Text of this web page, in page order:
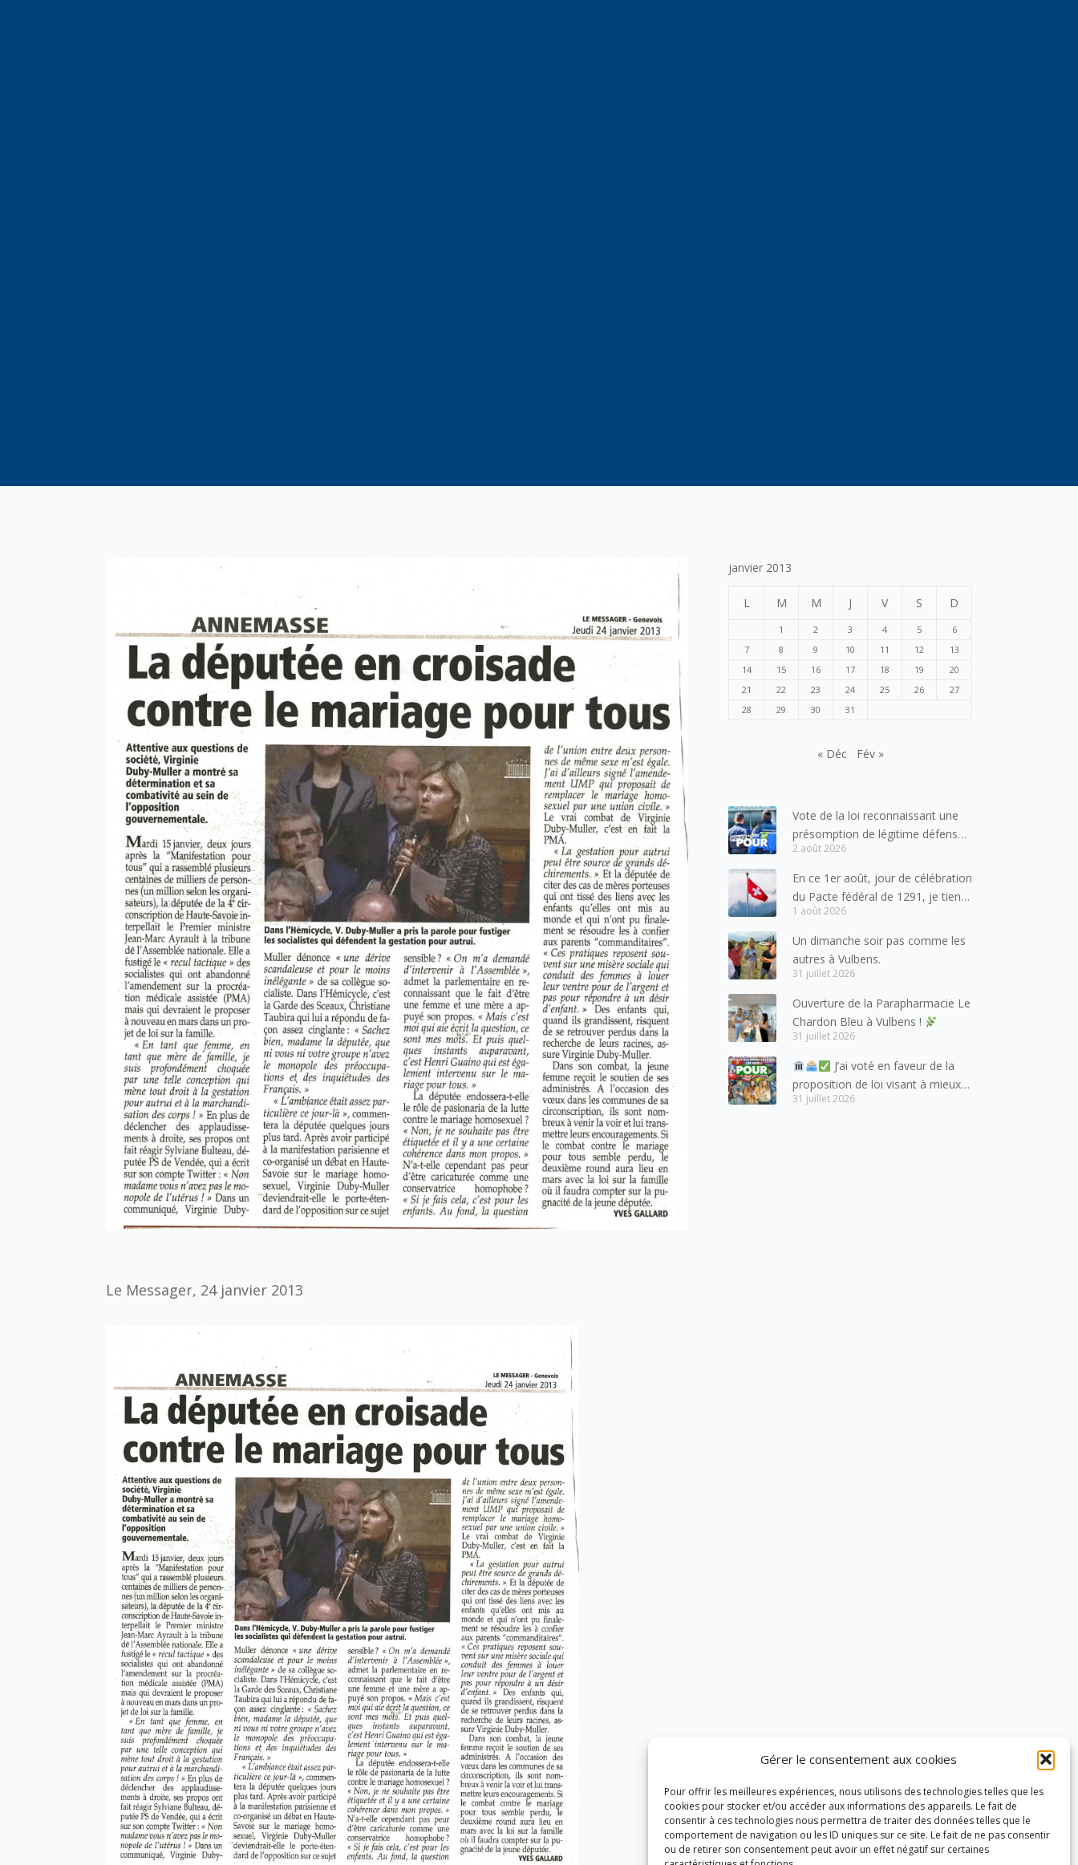
Gérer le consentement aux cookies
Pour offrir les meilleures expériences, nous utilisons des technologies telles que les
cookies pour stocker et/ou accéder aux informations des appareils. Le fait de
consentir à ces technologies nous permettra de traiter des données telles que le
comportement de navigation ou les ID uniques sur ce site. Le fait de ne pas consentir
ou de retirer son consentement peut avoir un effet négatif sur certaines
Le Messager, 24 janvier 2013
janvier 2013
L M M J V S D
1 2 3 4 5
6
7
8 9 10 11 12
13
14
15 16 17 18 19
20
21
22 23 24 25 26
27
28
29 30 31
« Déc Fév »
Vote de la loi reconnaissant une
présomption de légitime défense
pour les forces de l’ordre
2 août 2026
En ce 1er août, jour de célébration
du Pacte fédéral de 1291, je tiens
à adresser mes meilleures
salutations à nos voisins et amis
suisses, et plus particulièrement
aux habitants du bassin genevois
lesquels la Haute-Savoie
entretient des liens étroits et
quotidiens.
1 août 2026
Un dimanche soir pas comme les
autres à Vulbens.
31 juillet 2026
Ouverture de la Parapharmacie Le
Chardon Bleu à Vulbens !
31 juillet 2026
J’ai voté en faveur de la
proposition de loi visant à mieux
protéger les mineurs des risques
31 juillet 2026